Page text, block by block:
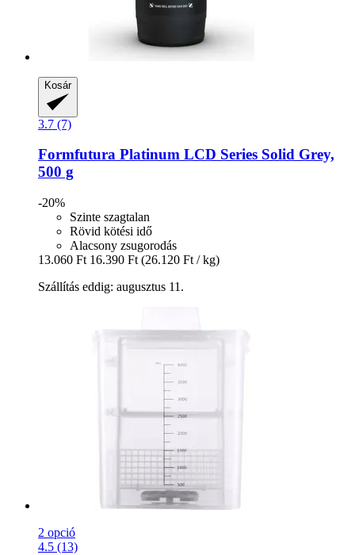
Kosár
3.7 (7)
Formfutura Platinum LCD Series Solid Grey,
500 g
-20%
Szinte szagtalan
Rövid kötési idő
Alacsony zsugorodás
13.060 Ft 16.390 Ft (26.120 Ft / kg)
Szállítás eddig: augusztus 11.
2 opció
4.5 (13)